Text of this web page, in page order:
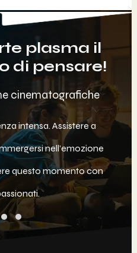
plasma il
di pensare!
cinematografiche
intensa. Assistere a
nell’emozione
questo momento con